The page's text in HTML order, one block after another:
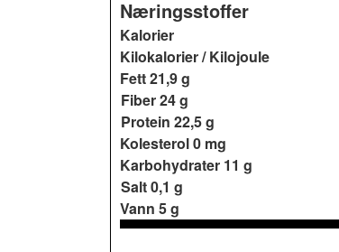
Næringsstoffer
Kalorier
Kilokalorier / Kilojoule
Fett21,9 g
Fiber24 g
Protein 22,5 g
Kolesterol0 mg
Karbohydrater 11 g
Salt0,1 g
Vann 5 g